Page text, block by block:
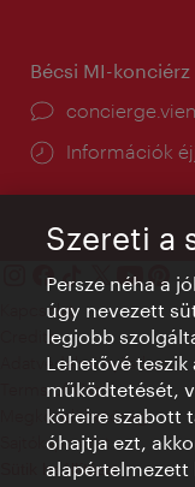
Bécsi MI-konciérz
Információk
Kapcsolat
Credits
Adatvédelmi nyilatkozat
Terms of Use
Megközelíthetőség
Sajtókapcsolat
Sütik beállítása
Szereti a
Persze néha a
úgy nevezett
legjobb
Lehetővé teszik
működtetését,
köreire szabott
óhajtja ezt,
alapértelmezett